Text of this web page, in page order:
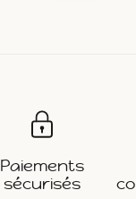
Paiements
sécurisés